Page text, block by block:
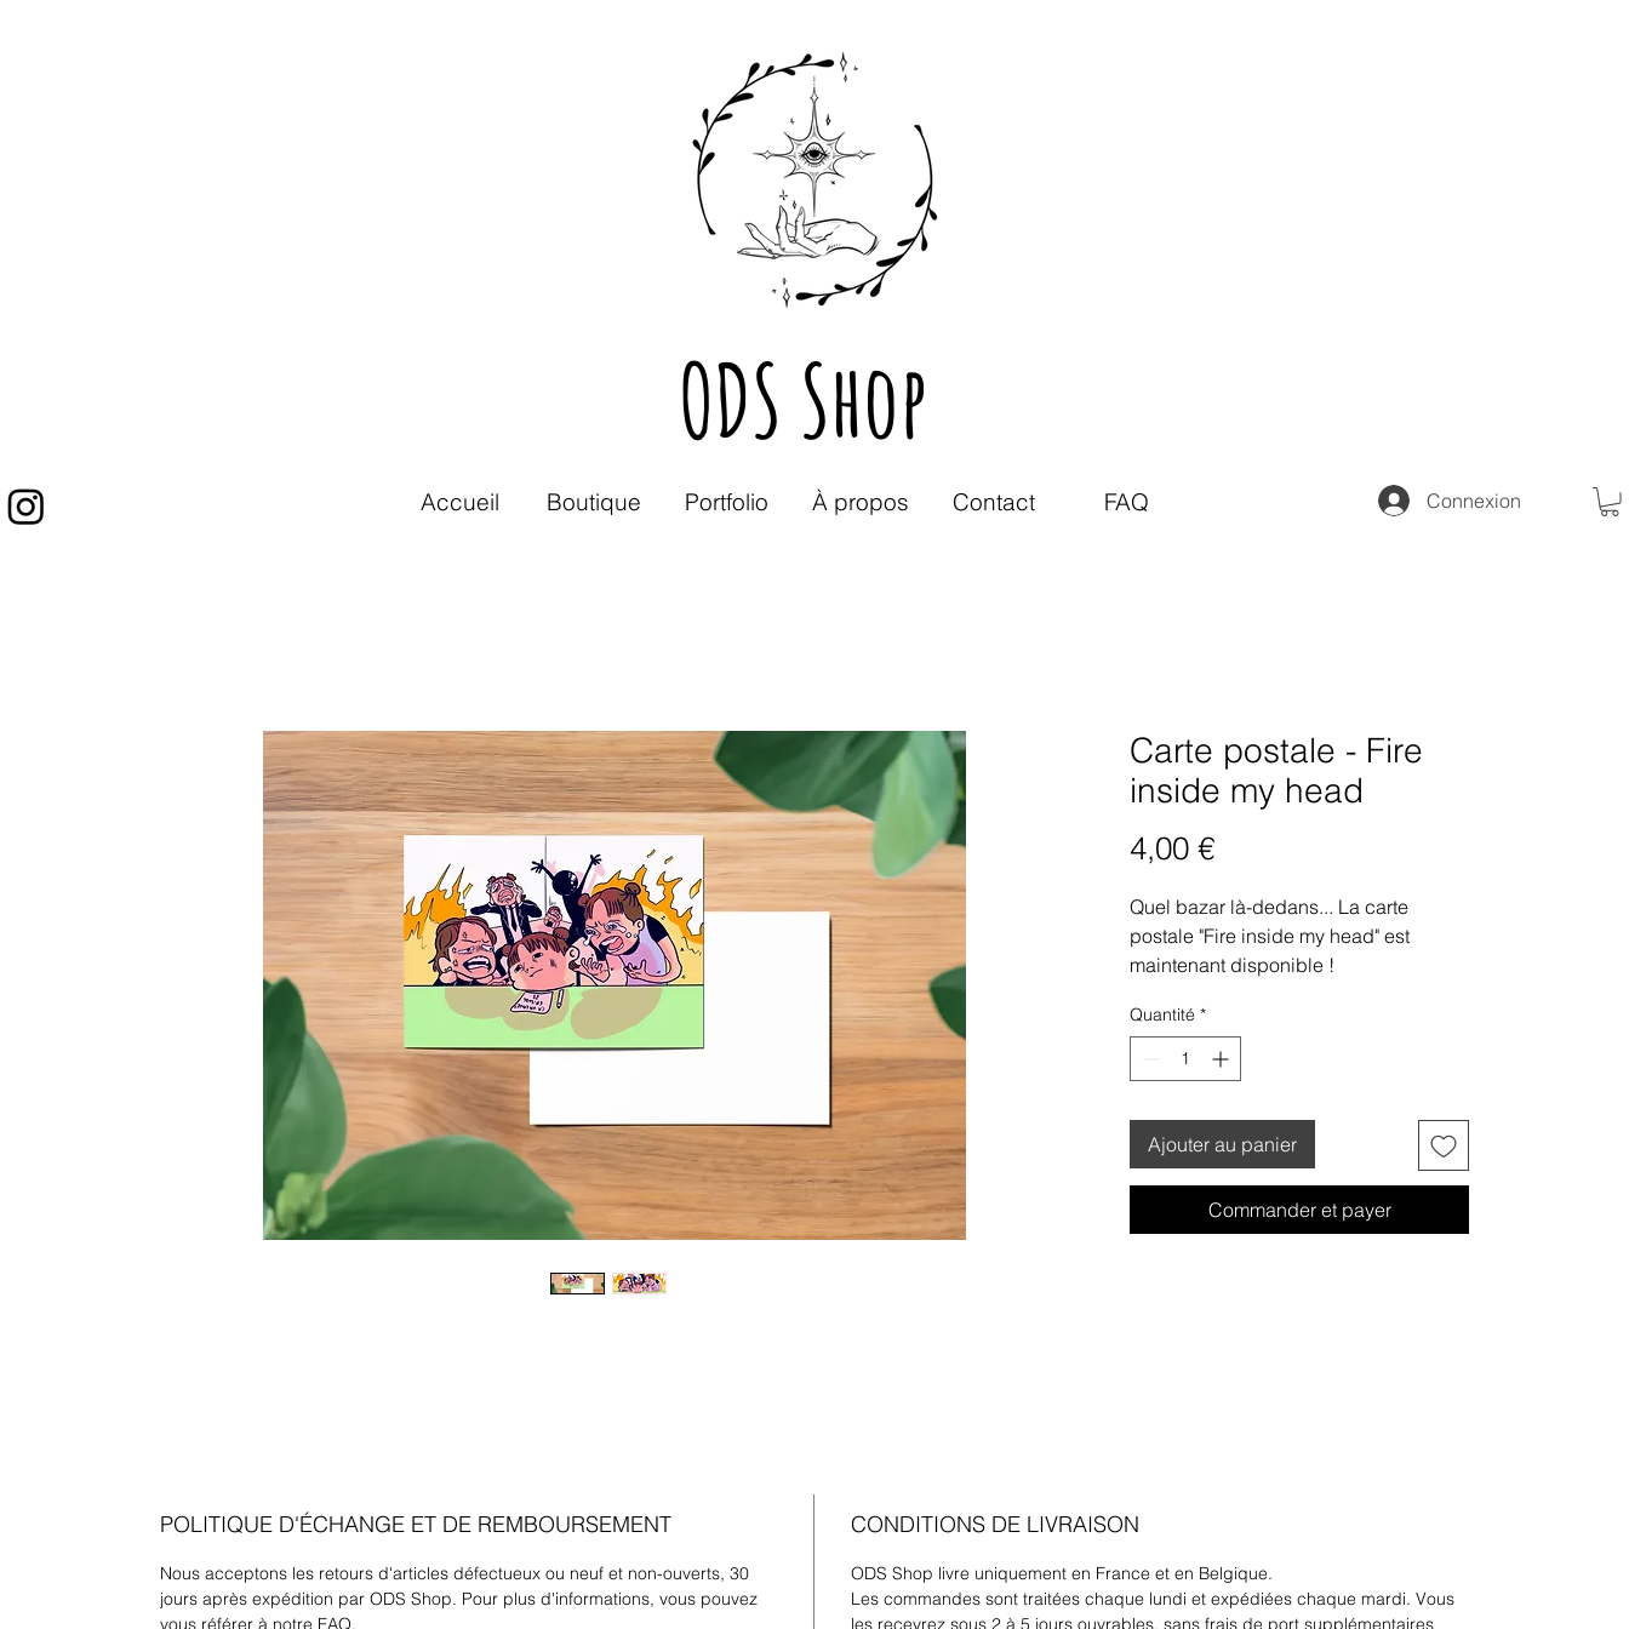
ODS Shop
Accueil Boutique Portfolio À propos Contact FAQ Connexion
Carte postale - Fire
inside my head
4,00 €Prix
Quel bazar là-dedans... La carte
postale "Fire inside my head" est
maintenant disponible !
Quantité *
Ajouter au panier
Commander et payer
POLITIQUE D'ÉCHANGE ET DE REMBOURSEMENT
Nous acceptons les retours d'articles défectueux ou neuf et non-ouverts, 30
jours après expédition par ODS Shop. Pour plus d'informations, vous pouvez
vous référer à notre FAQ.
CONDITIONS DE LIVRAISON
ODS Shop livre uniquement en France et en Belgique.
Les commandes sont traitées chaque lundi et expédiées chaque mardi. Vous
les recevrez sous 2 à 5 jours ouvrables, sans frais de port supplémentaires